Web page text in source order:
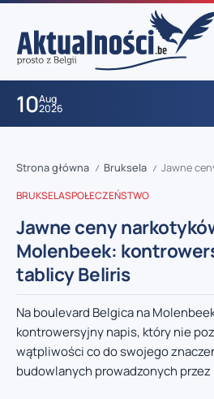
10Aug
2026
Strona główna / Bruksela / Jawne ceny
BRUKSELASPOŁECZEŃSTWO
Jawne ceny
Molenbeek:
tablicy Beliris
Na boulevard Belgica na
kontrowersyjny napis, który nie
wątpliwości co do swojego
budowlanych prowadzonych